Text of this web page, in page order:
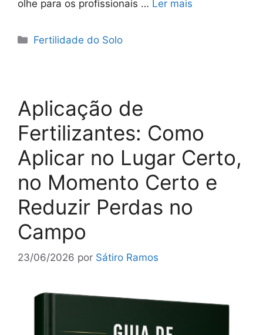
olhe para os profissionais … Ler mais
Categorias
Fertilidade do Solo
Aplicação de
Fertilizantes: Como
Aplicar no Lugar Certo,
no Momento Certo e
Reduzir Perdas no
Campo
23/06/2026 por Sátiro Ramos